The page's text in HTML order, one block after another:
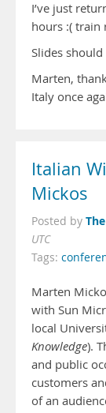
I’ve just
hours :( train
Slides
Marten,
Italy once
Italian
Mickos
Posted by
UTC
Tags:
Marten
with Sun
local
Knowledge).
and public
customers
of an